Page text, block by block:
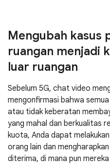
Mengubah kasus
ruangan menjadi
luar ruangan
Sebelum 5G, chat video
mengonfirmasi bahwa
atau tidak keberatan
yang mahal dan berkualitas
kuota, Anda dapat
orang lain dan
diterima, di mana pun